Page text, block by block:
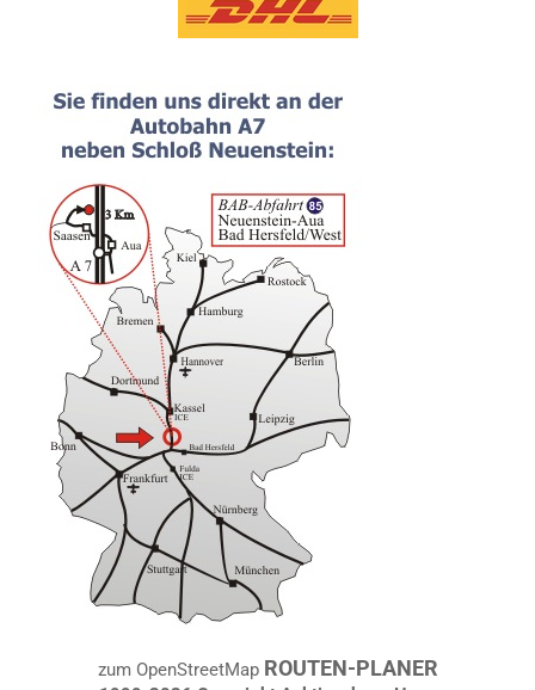
zum OpenStreetMap ROUTEN-PLANER